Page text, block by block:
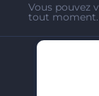
Vous pouvez
tout moment.